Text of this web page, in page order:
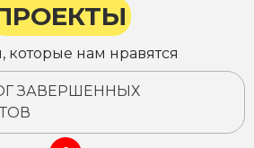
которые нам нравятся
ЗАВЕРШЕННЫХ